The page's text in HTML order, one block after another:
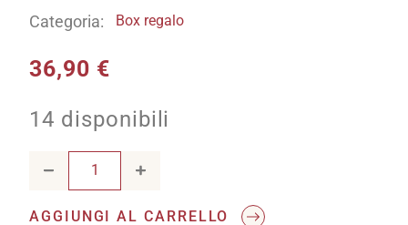
Categoria: Box regalo
36,90 €
14 disponibili
Guida Osterie d'Italia 2025 & Chiaretto di Bardolino DOC
AGGIUNGI AL CARRELLO